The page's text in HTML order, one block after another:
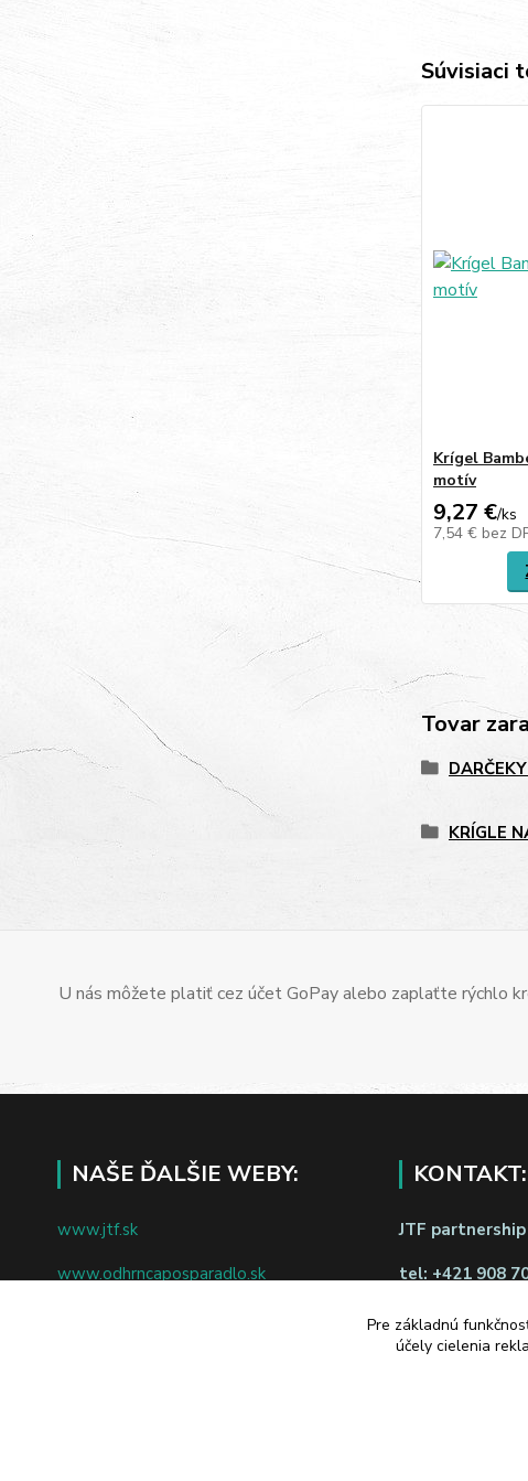
Súvisiaci
Krígel
motív
9,27 €/ks
7,54 € bez
Tovar
KRÍGLE
U nás môžete platiť cez účet GoPay alebo zaplaťte rýchlo
NAŠE ĎALŠIE WEBY:
www.jtf.sk
www.odhrncaposparadlo.sk
KONTAKT:
JTF partnership
tel: +421 908
napíšte nám
Odstúpiť od
Pre základnú
účely cielenia